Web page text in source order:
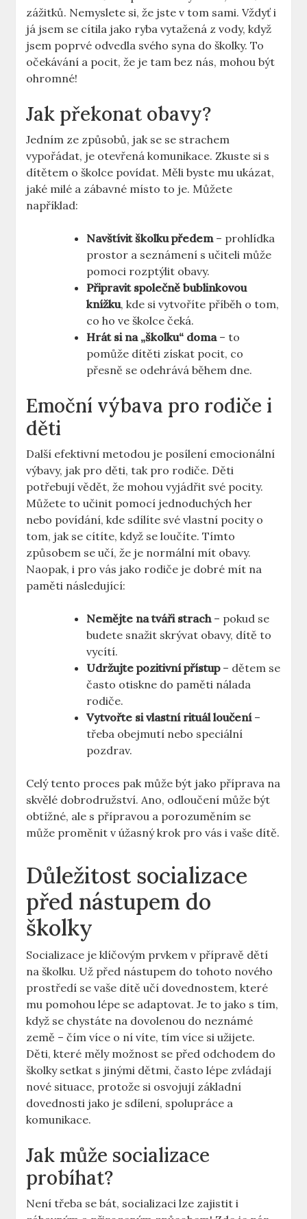
zážitků. Nemyslete si, že jste v tom sami. Vždyť i
já jsem se cítila jako ryba vytažená z vody, když
jsem poprvé odvedla svého syna do školky. To
očekávání a pocit, že je tam bez nás, mohou být
ohromné!
Jak překonat obavy?
Jedním ze způsobů, jak se se strachem
vypořádat, je otevřená komunikace. Zkuste si s
dítětem o školce povídat. Měli byste mu ukázat,
jaké milé a zábavné místo to je. Můžete
například:
Navštívit školku předem– prohlídka
prostor a seznámení s učiteli může
pomoci rozptýlit obavy.
Připravit společně bublinkovou
knížku, kde si vytvoříte příběh o tom,
co ho ve školce čeká.
Hrát si na „školku“ doma– to
pomůže dítěti získat pocit, co
přesně se odehrává během dne.
Emoční výbava pro rodiče i
děti
Další efektivní metodou je posílení emocionální
výbavy, jak pro děti, tak pro rodiče. Děti
potřebují vědět, že mohou vyjádřit své pocity.
Můžete to učinit pomocí jednoduchých her
nebo povídání, kde sdílíte své vlastní pocity o
tom, jak se cítíte, když se loučíte. Tímto
způsobem se učí, že je normální mít obavy.
Naopak, i pro vás jako rodiče je dobré mít na
paměti následující:
Nemějte na tváři strach– pokud se
budete snažit skrývat obavy, dítě to
vycítí.
Udržujte pozitivní přístup– dětem se
často otiskne do paměti nálada
rodiče.
Vytvořte si vlastní rituál loučení–
třeba obejmutí nebo speciální
pozdrav.
Celý tento proces pak může být jako příprava na
skvělé dobrodružství. Ano, odloučení může být
obtížné, ale s přípravou a porozuměním se
může proměnit v úžasný krok pro vás i vaše dítě.
Důležitost socializace
před nástupem do
školky
Socializace je klíčovým prvkem v přípravě dětí
na školku. Už před nástupem do tohoto nového
prostředí se vaše dítě učí dovednostem, které
mu pomohou lépe se adaptovat. Je to jako s tím,
když se chystáte na dovolenou do neznámé
země – čím více o ní víte, tím více si užijete.
Děti, které měly možnost se před odchodem do
školky setkat s jinými dětmi, často lépe zvládají
nové situace, protože si osvojují základní
dovednosti jako je sdílení, spolupráce a
komunikace.
Jak může socializace
probíhat?
Není třeba se bát, socializaci lze zajistit i